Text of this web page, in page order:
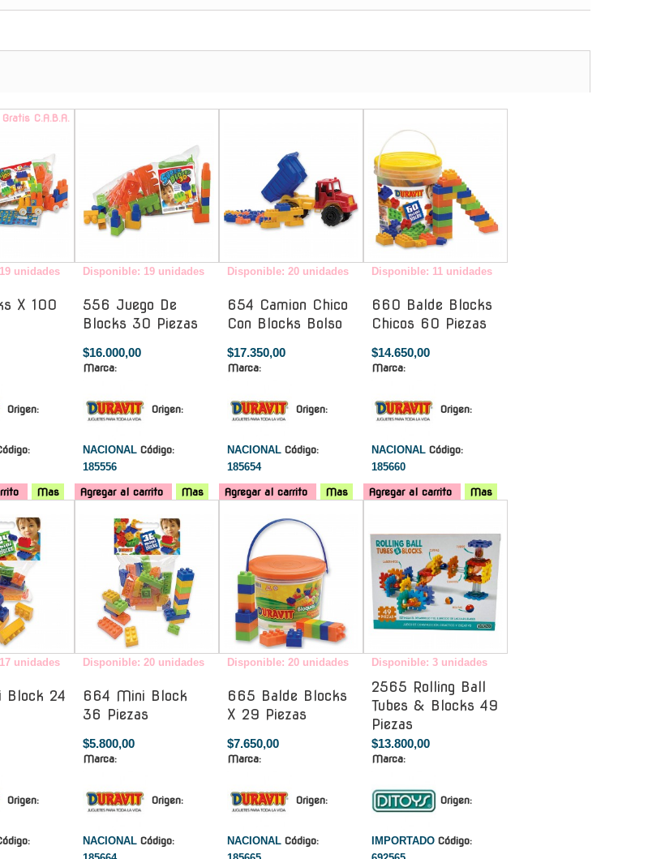
Gratis C.A.B.A.
unidades
X 100
Origen:
Mas
Disponible: 19 unidades
556 Juego De
Blocks 30 Piezas
$16.000,00
Marca:
Origen:
NACIONAL Código:
185556
Agregar al carrito Mas
Disponible: 20 unidades
654 Camion Chico
Con Blocks Bolso
$17.350,00
Marca:
Origen:
NACIONAL Código:
185654
Agregar al carrito Mas
Disponible: 11 unidades
660 Balde Blocks
Chicos 60 Piezas
$14.650,00
Marca:
Origen:
NACIONAL Código:
185660
Agregar al carrito
Mas
unidades
Block 24
Origen:
Disponible: 20 unidades
664 Mini Block
36 Piezas
$5.800,00
Marca:
Origen:
NACIONAL Código:
Disponible: 20 unidades
665 Balde Blocks
X 29 Piezas
$7.650,00
Marca:
Origen:
NACIONAL Código:
Disponible: 3 unidades
2565 Rolling Ball
Tubes & Blocks 49
Piezas
$13.800,00
Marca:
Origen:
IMPORTADO Código: